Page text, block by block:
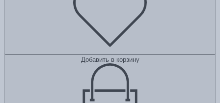
Добавить в корзину